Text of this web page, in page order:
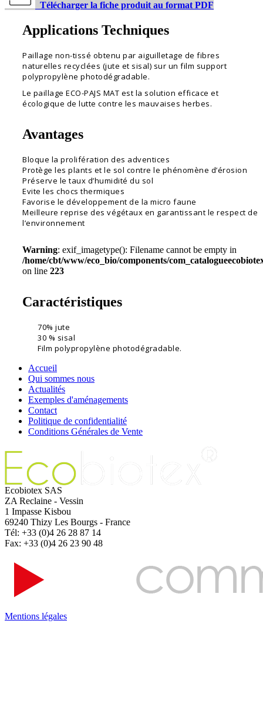
Télécharger la fiche produit au format PDF
Applications Techniques
Paillage non-tissé obtenu par aiguilletage de fibres
naturelles recyclées (jute et sisal) sur un film support
polypropylène photodégradable.
Le paillage ECO-PAJS MAT est la solution efficace et
écologique de lutte contre les mauvaises herbes.
Avantages
Bloque la prolifération des adventices
Protège les plants et le sol contre le phénomène d’érosion
Préserve le taux d’humidité du sol
Evite les chocs thermiques
Favorise le développement de la micro faune
Meilleure reprise des végétaux en garantissant le respect de
l’environnement
Warning: exif_imagetype(): Filename cannot be empty in
/home/cbt/www/eco_bio/components/
on line 223
Caractéristiques
70% jute
30 % sisal
Film polypropylène photodégradable.
Accueil
Qui sommes nous
Actualités
Exemples d'aménagements
Contact
Politique de confidentialité
Conditions Générales de Vente
Ecobiotex SAS
ZA Reclaine - Vessin
1 Impasse Kisbou
69240 Thizy Les Bourgs - France
Tél: +33 (0)4 26 28 87 14
Fax: +33 (0)4 26 23 90 48
Mentions légales